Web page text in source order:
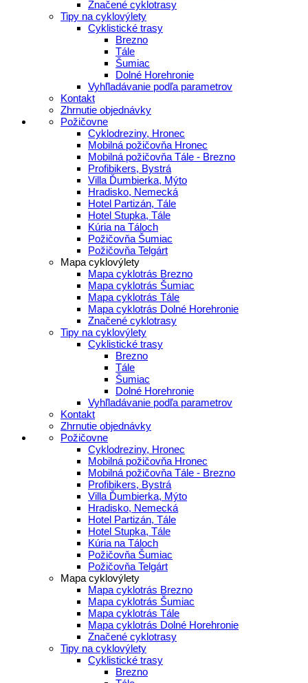
Značené cyklotrasy
Tipy na cyklovýlety
Cyklistické trasy
Brezno
Tále
Šumiac
Dolné Horehronie
Vyhľladávanie podľa parametrov
Kontakt
Zhrnutie objednávky
Požičovne
Cyklodreziny, Hronec
Mobilná požičovňa Hronec
Mobilná požičovňa Tále - Brezno
Profibikers, Bystrá
Villa Ďumbierka, Mýto
Hradisko, Nemecká
Hotel Partizán, Tále
Hotel Stupka, Tále
Kúria na Táloch
Požičovňa Šumiac
Požičovňa Telgárt
Mapa cyklovýlety
Mapa cyklotrás Brezno
Mapa cyklotrás Šumiac
Mapa cyklotrás Tále
Mapa cyklotrás Dolné Horehronie
Značené cyklotrasy
Tipy na cyklovýlety
Cyklistické trasy
Brezno
Tále
Šumiac
Dolné Horehronie
Vyhľladávanie podľa parametrov
Kontakt
Zhrnutie objednávky
Požičovne
Cyklodreziny, Hronec
Mobilná požičovňa Hronec
Mobilná požičovňa Tále - Brezno
Profibikers, Bystrá
Villa Ďumbierka, Mýto
Hradisko, Nemecká
Hotel Partizán, Tále
Hotel Stupka, Tále
Kúria na Táloch
Požičovňa Šumiac
Požičovňa Telgárt
Mapa cyklovýlety
Mapa cyklotrás Brezno
Mapa cyklotrás Šumiac
Mapa cyklotrás Tále
Mapa cyklotrás Dolné Horehronie
Značené cyklotrasy
Tipy na cyklovýlety
Cyklistické trasy
Brezno